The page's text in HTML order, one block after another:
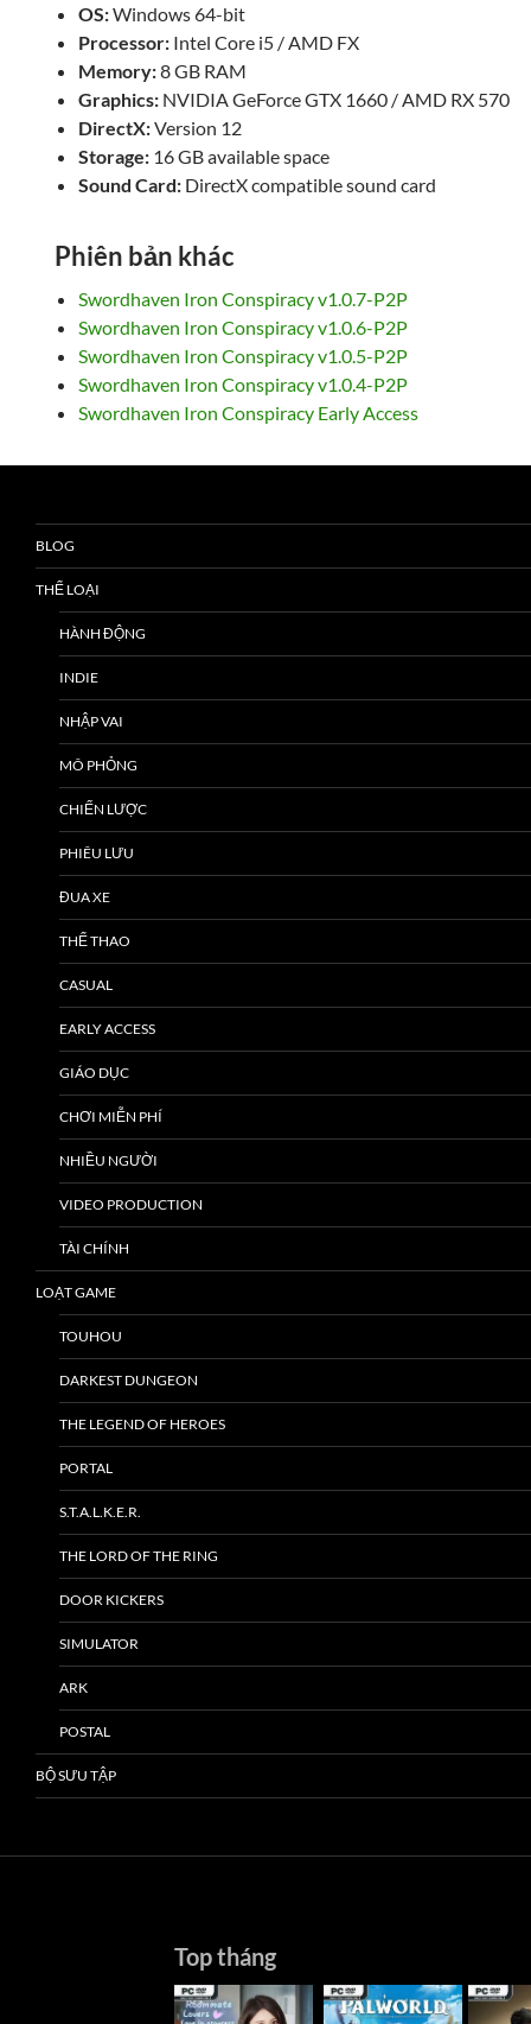
OS:Windows 64-bit
Processor: Intel Core i5 / AMD FX
Memory:8 GB RAM
Graphics: NVIDIA GeForce GTX 1660 / AMD RX 570
DirectX:Version 12
Storage: 16 GB available space
Sound Card: DirectX compatible sound card
Phiên bản khác
Swordhaven Iron Conspiracy v1.0.7-P2P
Swordhaven Iron Conspiracy v1.0.6-P2P
Swordhaven Iron Conspiracy v1.0.5-P2P
Swordhaven Iron Conspiracy v1.0.4-P2P
Swordhaven Iron Conspiracy Early Access
BLOG
THỂ LOẠI
HÀNH ĐỘNG
INDIE
NHẬP VAI
MÔ PHỎNG
CHIẾN LƯỢC
PHIÊU LƯU
ĐUA XE
THỂ THAO
CASUAL
EARLY ACCESS
GIÁO DỤC
CHƠI MIỄN PHÍ
NHIỀU NGƯỜI
VIDEO PRODUCTION
TÀI CHÍNH
LOẠT GAME
TOUHOU
DARKEST DUNGEON
THE LEGEND OF HEROES
PORTAL
S.T.A.L.K.E.R.
THE LORD OF THE RING
DOOR KICKERS
SIMULATOR
ARK
POSTAL
BỘ SƯU TẬP
Top tháng